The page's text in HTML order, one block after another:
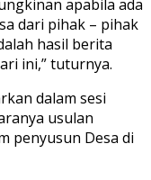
apabila ada
dari pihak – pihak
hasil berita
ini,” tuturnya.
dalam sesi
usulan
penyusun Desa di